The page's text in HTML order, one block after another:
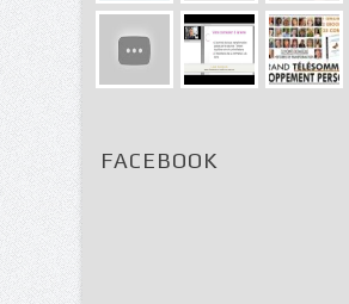
FACEBOOK